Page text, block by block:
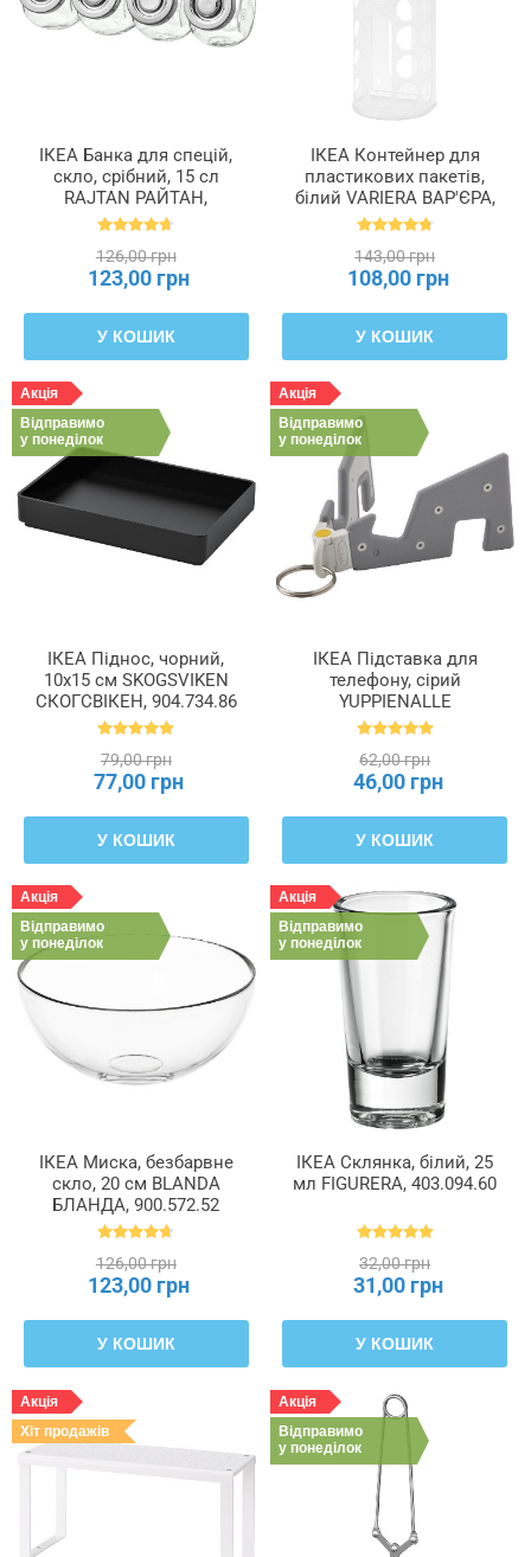
ІКЕА Банка для спецій,
скло, срібний, 15 сл
RAJTAN РАЙТАН,
400.647.02
126,00 грн
123,00 грн
У КОШИК
ІКЕА Контейнер для
пластикових пакетів,
білий VARIERA ВАР'ЄРА,
800.102.22
143,00 грн
108,00 грн
У КОШИК
Акція
Відправимо
у понеділок
ІКЕА Піднос, чорний,
10x15 см SKOGSVIKEN
СКОГСВІКЕН, 904.734.86
79,00 грн
77,00 грн
У КОШИК
Акція
Відправимо
у понеділок
ІКЕА Підставка для
телефону, сірий
YUPPIENALLE
ЮППІЄНАЛЛЕ, 205.038.87
62,00 грн
46,00 грн
У КОШИК
Акція
Відправимо
у понеділок
ІКЕА Миска, безбарвне
скло, 20 см BLANDA
БЛАНДА, 900.572.52
126,00 грн
123,00 грн
У КОШИК
Акція
Відправимо
у понеділок
ІКЕА Склянка, білий, 25
мл FIGURERA, 403.094.60
32,00 грн
31,00 грн
У КОШИК
Акція
Хіт продажів
Акція
Відправимо
у понеділок